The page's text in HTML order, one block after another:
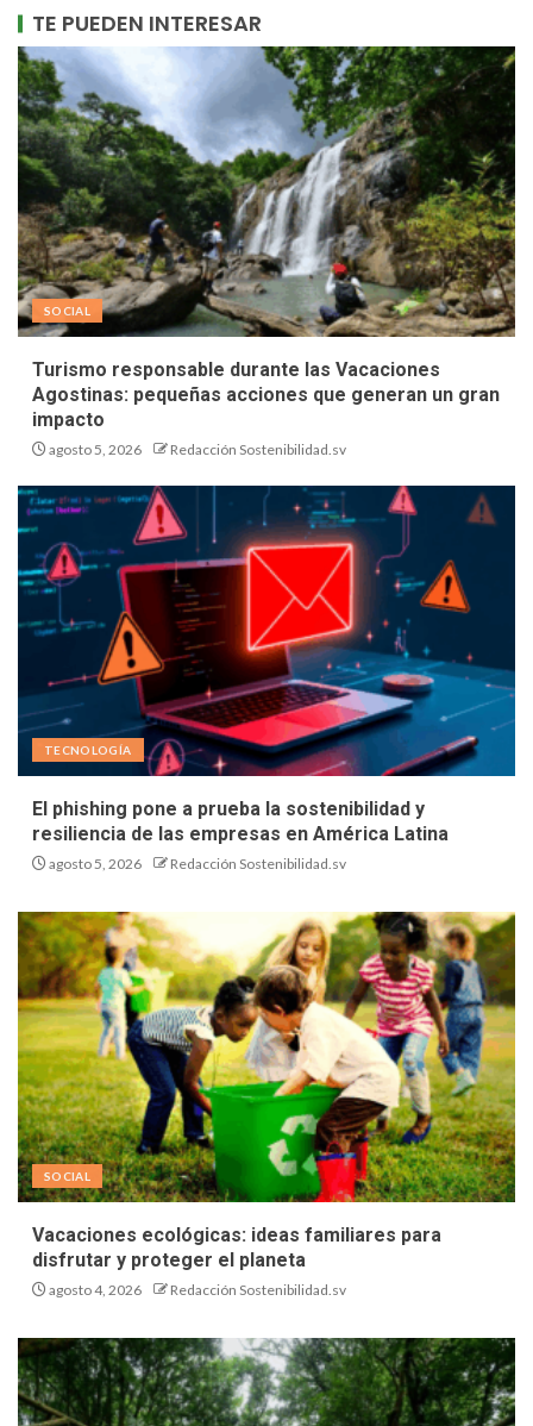
TE PUEDEN INTERESAR
SOCIAL
Turismo responsable durante las Vacaciones
Agostinas: pequeñas acciones que generan un gran
impacto
agosto 5, 2026 Redacción Sostenibilidad.sv
TECNOLOGÍA
El phishing pone a prueba la sostenibilidad y
resiliencia de las empresas en América Latina
agosto 5, 2026 Redacción Sostenibilidad.sv
SOCIAL
Vacaciones ecológicas: ideas familiares para
disfrutar y proteger el planeta
agosto 4, 2026 Redacción Sostenibilidad.sv